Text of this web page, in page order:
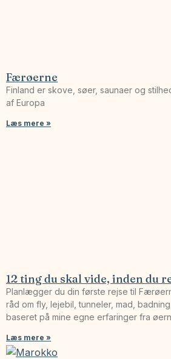
Færøerne
Finland er skove, søer, saunaer og
af Europa
Læs mere »
12 ting du skal vide, inden du
Planlægger du din første rejse til
råd om fly, lejebil, tunneler, mad,
baseret på mine egne erfaringer fra
Læs mere »